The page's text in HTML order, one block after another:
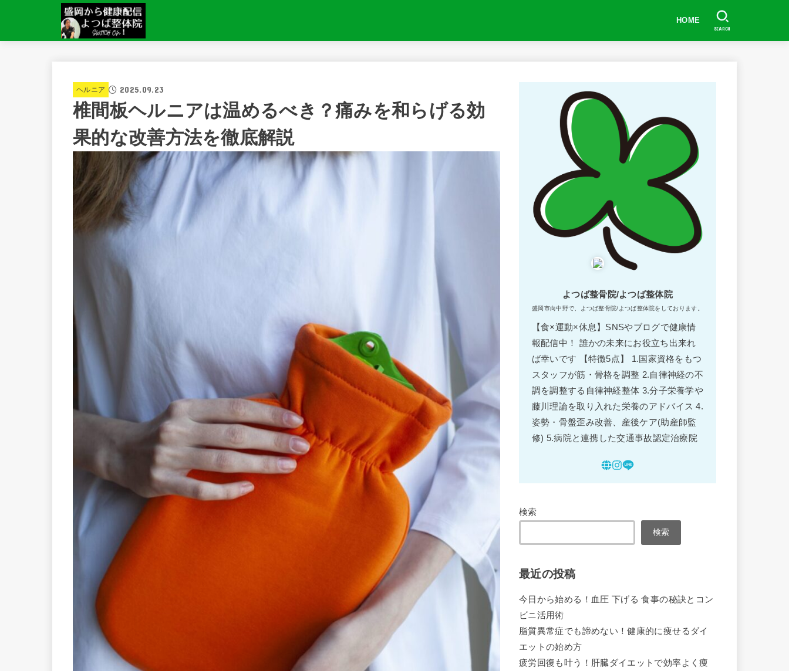
HOME
SEARCH
ヘルニア 2025.09.23
椎間板ヘルニアは温めるべき？痛みを和らげる効
果的な改善方法を徹底解説
よつば整骨院/よつば整体院
盛岡市向中野で、よつば整骨院/よつば整体院をしております。
【食×運動×休息】SNSやブログで健康情
報配信中！ 誰かの未来にお役立ち出来れ
ば幸いです 【特徴5点】 1.国家資格をもつ
スタッフが筋・骨格を調整 2.自律神経の不
調を調整する自律神経整体 3.分子栄養学や
藤川理論を取り入れた栄養のアドバイス 4.
姿勢・骨盤歪み改善、産後ケア(助産師監
修) 5.病院と連携した交通事故認定治療院
検索
検索
最近の投稿
今日から始める！血圧 下げる 食事の秘訣とコン
ビニ活用術
脂質異常症でも諦めない！健康的に痩せるダイ
エットの始め方
疲労回復も叶う！肝臓ダイエットで効率よく痩